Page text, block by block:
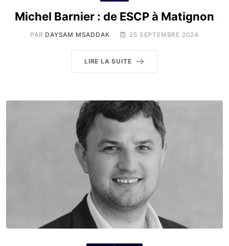
Michel Barnier : de ESCP à Matignon
PAR DAYSAM MSADDAK 25 SEPTEMBRE 2024
LIRE LA SUITE